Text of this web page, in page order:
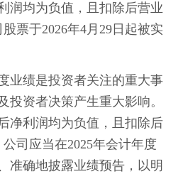
润均为负值，且扣除后营业
票于2026年4月29日起被实
业绩是投资者关注的重大事
投资者决策产生重大影响。
净利润均为负值，且扣除后
司应当在2025年会计年度
准确地披露业绩预告，以明